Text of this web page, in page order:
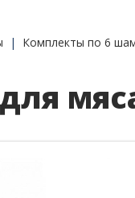
Комплекты по 6